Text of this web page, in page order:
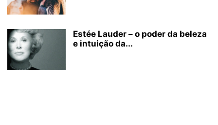
Estée Lauder – o poder da beleza
e intuição da...